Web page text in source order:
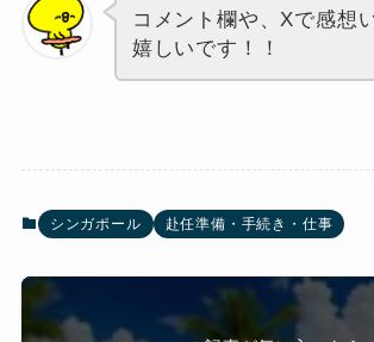
コメント欄や、Xで感想
嬉しいです！！
シンガポール 赴任準備・手続き・仕事